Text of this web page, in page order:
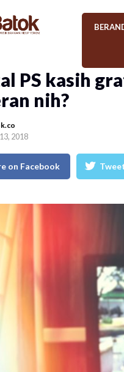
PS kasih
nih?
2018
on Facebook